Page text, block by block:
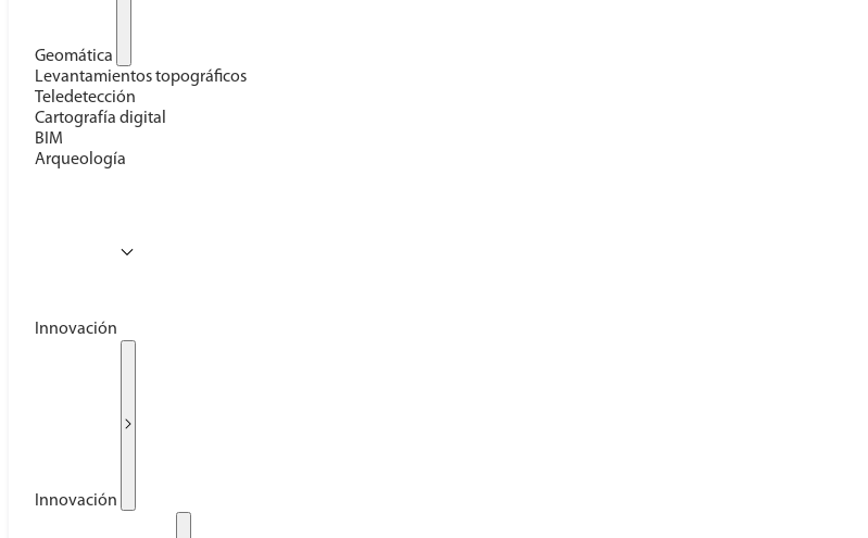
Geomática
Levantamientos topográficos
Teledetección
Cartografía digital
BIM
Arqueología
Innovación
Innovación